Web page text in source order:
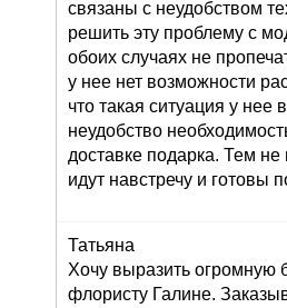
связаны с неудобством
решить эту проблему с
обоих случаях не
у нее нет возможности
что такая ситуация у
неудобство
доставке подарка. Тем
идут навстречу и готовы
Татьяна
Хочу выразить огромную
флористу Галине.